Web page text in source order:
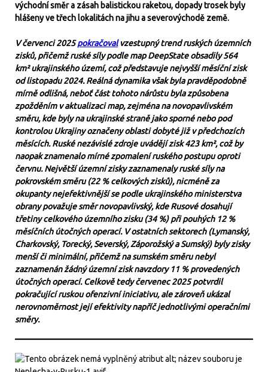
východní směr a zásah balistickou raketou, dopady trosek byly
hlášeny ve třech lokalitách na jihu a severovýchodě země.
V červenci 2025pokračovalvzestupný trend ruských územních
zisků, přičemž ruské síly podle map DeepState obsadily 564
km² ukrajinského území, což představuje nejvyšší měsíční zisk
od listopadu 2024. Reálná dynamika však byla pravděpodobně
mírně odlišná, neboť část tohoto nárůstu byla způsobena
zpožděním v aktualizaci map, zejména na novopavlivském
směru, kde byly na ukrajinské straně jako sporné nebo pod
kontrolou Ukrajiny označeny oblasti dobyté již v předchozích
měsících. Ruské nezávislé zdroje uvádějí zisk 423 km², což by
naopak znamenalo mírné zpomalení ruského postupu oproti
červnu. Největší územní zisky zaznamenaly ruské síly na
pokrovském směru (22 % celkových zisků), nicméně za
okupanty nejefektivnější se podle ukrajinského ministerstva
obrany považuje směr novopavlivský, kde Rusové dosahují
třetiny celkového územního zisku (34 %) při pouhých 12 %
měsíčních útočných operací. V ostatních sektorech (Lymanský,
Charkovský, Torecký, Severský, Záporožský a Sumský) byly zisky
menší či minimální, přičemž na sumském směru nebyl
zaznamenán žádný územní zisk navzdory 11 % provedených
útočných operací. Celkově tedy červenec 2025 potvrdil
pokračující ruskou ofenzivní iniciativu, ale zároveň ukázal
nerovnoměrnost její efektivity napříč jednotlivými operačními
směry.